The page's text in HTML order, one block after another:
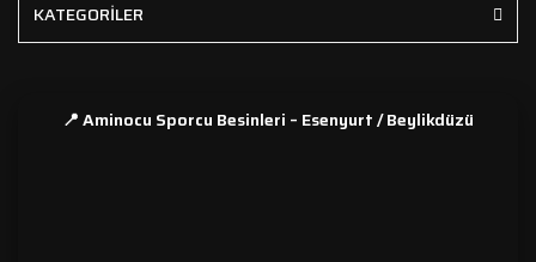
KATEGORİLER
📍 Aminocu Sporcu Besinleri – Esenyurt / Beylikdüzü